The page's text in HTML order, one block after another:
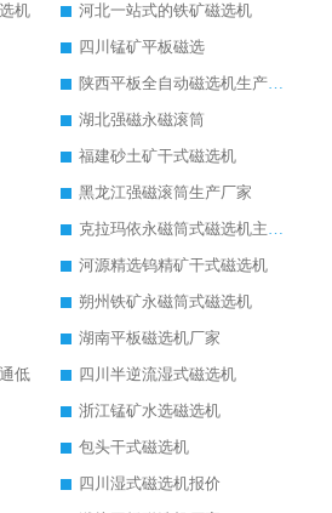
机
河北一站式的铁矿磁选机
四川锰矿平板磁选
陕西平板全自动磁选机生产厂家
湖北强磁永磁滚筒
福建砂土矿干式磁选机
黑龙江强磁滚筒生产厂家
克拉玛依永磁筒式磁选机主要技术参数
河源精选钨精矿干式磁选机
朔州铁矿永磁筒式磁选机
湖南平板磁选机厂家
低
四川半逆流湿式磁选机
浙江锰矿水选磁选机
包头干式磁选机
四川湿式磁选机报价